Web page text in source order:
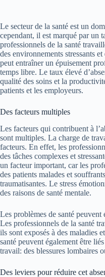
Le secteur de la santé est un
cependant, il est marqué par un
professionnels de la santé
des environnements stressants
peut entraîner un épuisement
temps libre. Le taux élevé
qualité des soins et la
patients et les employeurs.
Des facteurs multiples
Les facteurs qui contribuent à
sont multiples. La charge de
facteurs. En effet, les
des tâches complexes et
un facteur important, car les
des patients malades et
traumatisantes. Le stress
des raisons de santé mentale.
Les problèmes de santé peuvent
Les professionnels de la santé
ils sont exposés à des maladies
santé peuvent également être
travail: des blessures lombaires
Des leviers pour réduire cet